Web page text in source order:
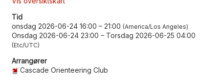
Tid
onsdag 2026-06-24 16:00 – 21:00 America/Los Angeles
Onsdag 2026-06-24 23:00 – Torsdag 2026-06-25 04:00
Etc/UTC
Arrangører
Cascade Orienteering Club